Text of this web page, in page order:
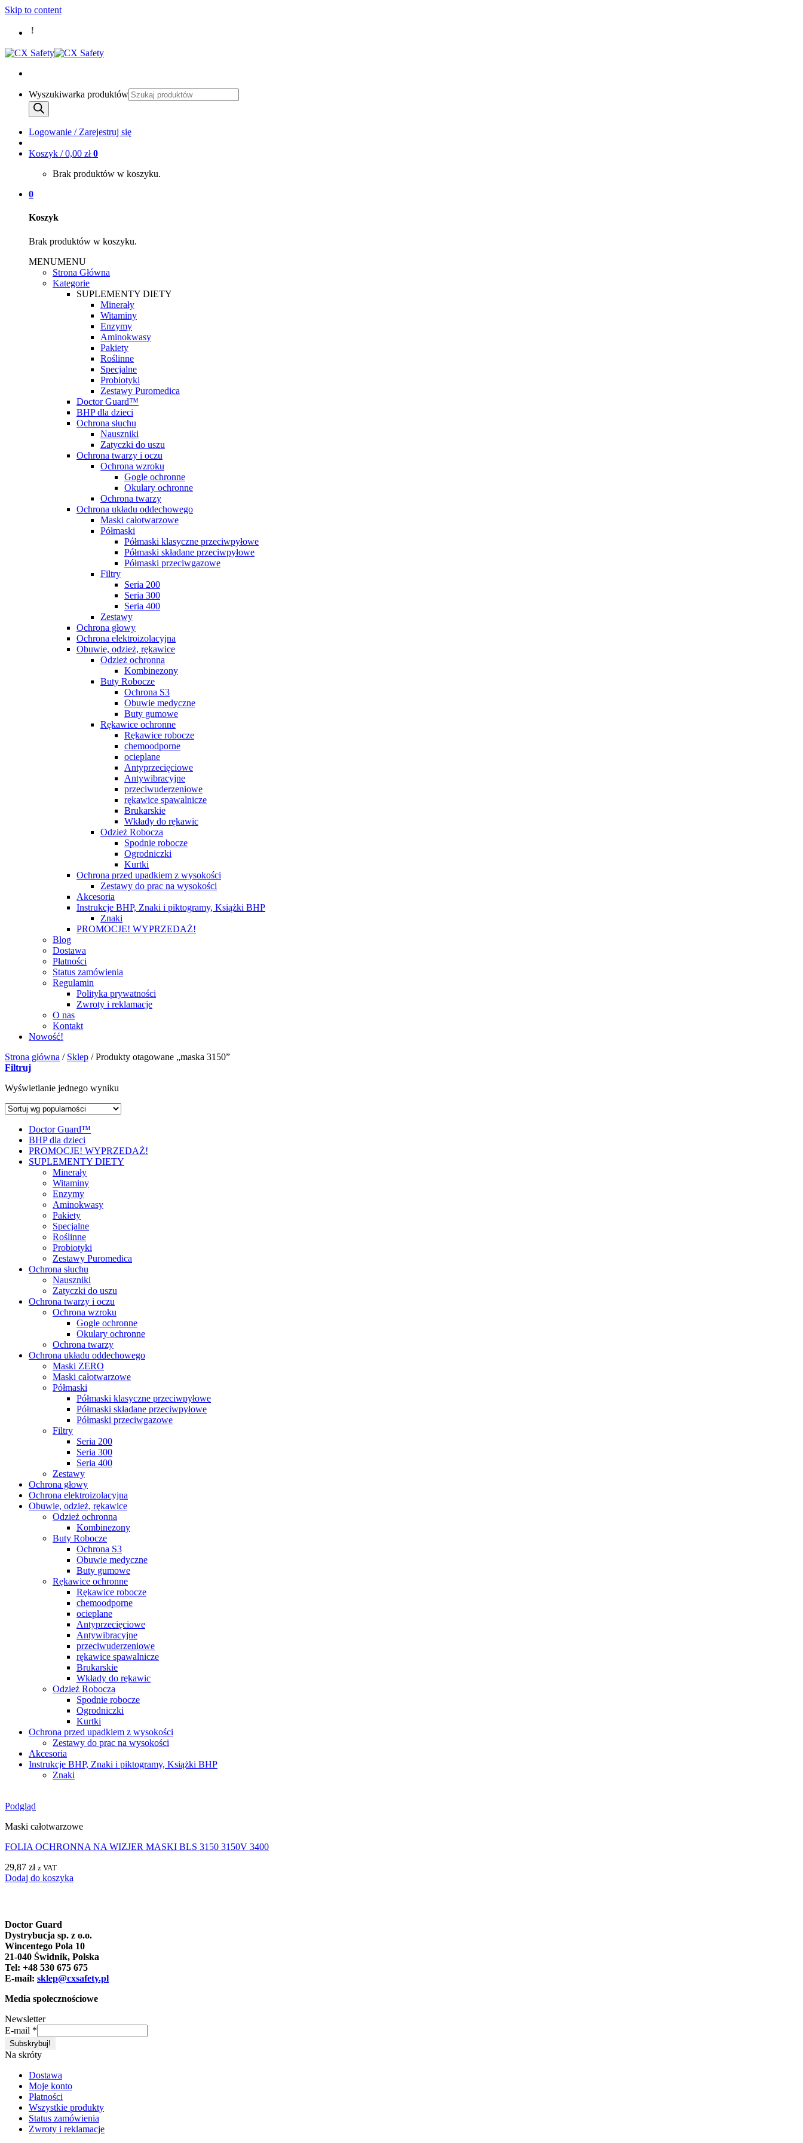
Skip to content
Wyszukiwarka produktów
Logowanie / Zarejestruj się
Koszyk /0,00 zł 0
Brak produktów w koszyku.
0
Koszyk
Brak produktów w koszyku.
MENUMENU
Strona Główna
Kategorie
SUPLEMENTY DIETY
Minerały
Witaminy
Enzymy
Aminokwasy
Pakiety
Roślinne
Specjalne
Probiotyki
Zestawy Puromedica
Doctor Guard™
BHP dla dzieci
Ochrona słuchu
Nauszniki
Zatyczki do uszu
Ochrona twarzy i oczu
Ochrona wzroku
Gogle ochronne
Okulary ochronne
Ochrona twarzy
Ochrona układu oddechowego
Maski całotwarzowe
Półmaski
Półmaski klasyczne przeciwpyłowe
Półmaski składane przeciwpyłowe
Półmaski przeciwgazowe
Filtry
Seria 200
Seria 300
Seria 400
Zestawy
Ochrona głowy
Ochrona elektroizolacyjna
Obuwie, odzież, rękawice
Odzież ochronna
Kombinezony
Buty Robocze
Ochrona S3
Obuwie medyczne
Buty gumowe
Rękawice ochronne
Rękawice robocze
chemoodporne
ocieplane
Antyprzecięciowe
Antywibracyjne
przeciwuderzeniowe
rękawice spawalnicze
Brukarskie
Wkłady do rękawic
Odzież Robocza
Spodnie robocze
Ogrodniczki
Kurtki
Ochrona przed upadkiem z wysokości
Zestawy do prac na wysokości
Akcesoria
Instrukcje BHP, Znaki i piktogramy, Książki BHP
Znaki
PROMOCJE! WYPRZEDAŻ!
Blog
Dostawa
Płatności
Status zamówienia
Regulamin
Polityka prywatności
Zwroty i reklamacje
O nas
Kontakt
Nowość!
Strona główna / Sklep /Produkty otagowane „maska 3150”
Filtruj
Wyświetlanie jednego wyniku
Doctor Guard™
BHP dla dzieci
PROMOCJE! WYPRZEDAŻ!
SUPLEMENTY DIETY
Minerały
Witaminy
Enzymy
Aminokwasy
Pakiety
Specjalne
Roślinne
Probiotyki
Zestawy Puromedica
Ochrona słuchu
Nauszniki
Zatyczki do uszu
Ochrona twarzy i oczu
Ochrona wzroku
Gogle ochronne
Okulary ochronne
Ochrona twarzy
Ochrona układu oddechowego
Maski ZERO
Maski całotwarzowe
Półmaski
Półmaski klasyczne przeciwpyłowe
Półmaski składane przeciwpyłowe
Półmaski przeciwgazowe
Filtry
Seria 200
Seria 300
Seria 400
Zestawy
Ochrona głowy
Ochrona elektroizolacyjna
Obuwie, odzież, rękawice
Odzież ochronna
Kombinezony
Buty Robocze
Ochrona S3
Obuwie medyczne
Buty gumowe
Rękawice ochronne
Rękawice robocze
chemoodporne
ocieplane
Antyprzecięciowe
Antywibracyjne
przeciwuderzeniowe
rękawice spawalnicze
Brukarskie
Wkłady do rękawic
Odzież Robocza
Spodnie robocze
Ogrodniczki
Kurtki
Ochrona przed upadkiem z wysokości
Zestawy do prac na wysokości
Akcesoria
Instrukcje BHP, Znaki i piktogramy, Książki BHP
Znaki
Podgląd
Maski całotwarzowe
FOLIA OCHRONNA NA WIZJER MASKI BLS 3150 3150V 3400
29,87 zł z VAT
Dodaj do koszyka
Doctor Guard
Dystrybucja sp. z o.o.
Wincentego Pola 10
21-040 Świdnik, Polska
Tel: +48 530 675 675
E-mail: sklep@cxsafety.pl
Media społecznościowe
Newsletter
E-mail *
Na skróty
Dostawa
Moje konto
Płatności
Wszystkie produkty
Status zamówienia
Zwroty i reklamacje